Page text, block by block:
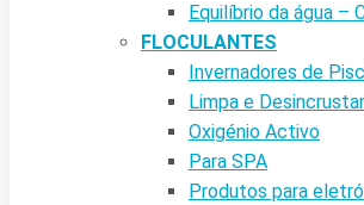
Equilíbrio da água –
FLOCULANTES
Invernadores de
Limpa e
Oxigénio Activo
Para SPA
Produtos para